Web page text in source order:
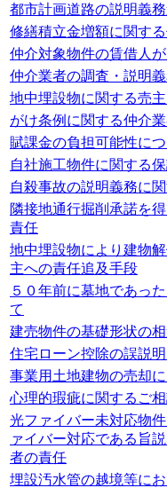
都市計画道路の説明義
修繕積立金増額に関す
仲介対象物件の賃借人
仲介業者の調査・説明
地中埋設物に関する売
がけ条例に関する仲介
賦課金の負担可能性に
自社施工物件に関する
自殺事故の説明義務に
隣接地通行掘削承諾を
責任
地中埋設物により建物
主への責任追及手段
５０年前に墓地であっ
て
建売物件の基礎形状の
住宅ローン控除の誤説
事業用土地建物の売却
心理的瑕疵に関するご
光ファイバー未対応物
ァイバー対応である旨
者の責任
埋設汚水管の越境等に